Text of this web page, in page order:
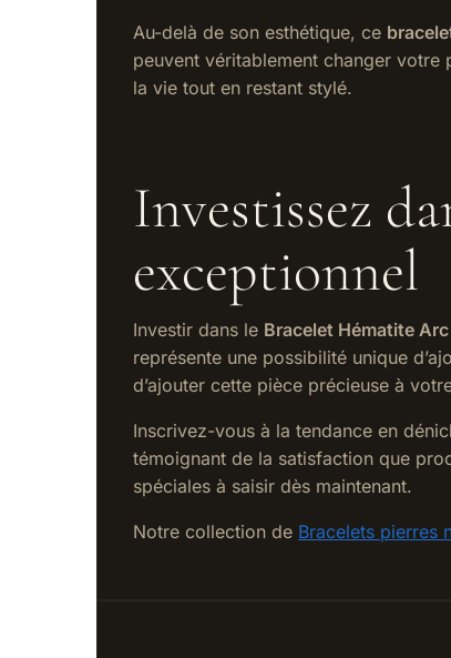
Au-delà de son esthétique, ce
peuvent véritablement changer
la vie tout en restant stylé.
Investissez
exceptionnel
Investir dans le Bracelet Hématite Arc
représente une possibilité unique
d’ajouter cette pièce précieuse à
Inscrivez-vous à la tendance en
témoignant de la satisfaction que
spéciales à saisir dès maintenant.
Notre collection de Bracelets pierres